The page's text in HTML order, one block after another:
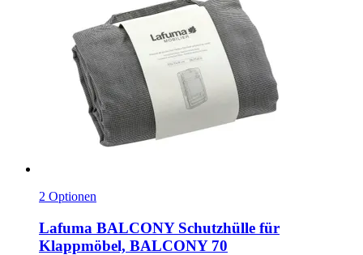
2 Optionen
Lafuma BALCONY Schutzhülle für
Klappmöbel, BALCONY 70